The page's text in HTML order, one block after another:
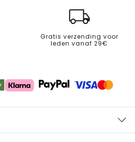
Gratis verzending voor
leden vanaf 29€